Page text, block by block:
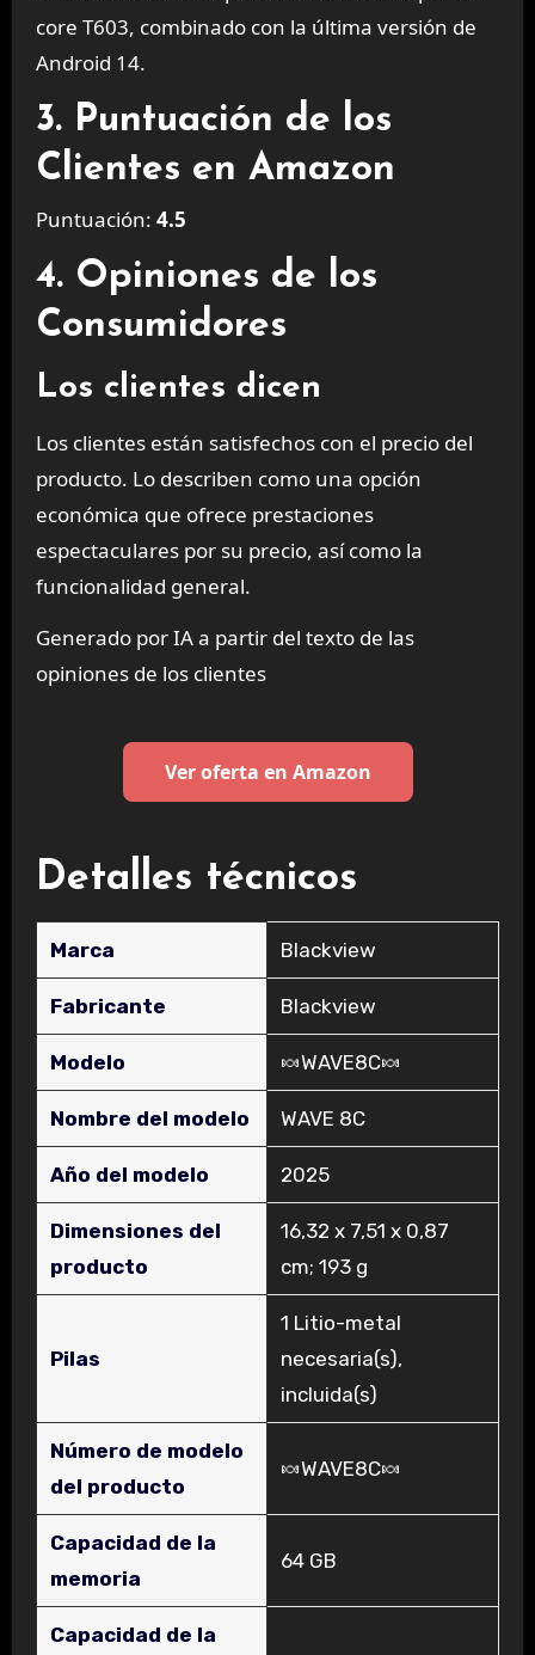
core T603, combinado con la última versión de
Android 14.
3. Puntuación de los
Clientes en Amazon
Puntuación: 4.5
4. Opiniones de los
Consumidores
Los clientes dicen
Los clientes están satisfechos con el precio del
producto. Lo describen como una opción
económica que ofrece prestaciones
espectaculares por su precio, así como la
funcionalidad general.
Generado por IA a partir del texto de las
opiniones de los clientes
Ver oferta en Amazon
Detalles técnicos
Marca ‎Blackview
Fabricante ‎Blackview
Modelo ‎🍬WAVE8C🍬
Nombre del modelo ‎WAVE 8C
Año del modelo ‎2025
Dimensiones del
producto
‎16,32 x 7,51 x 0,87
cm; 193 g
Pilas
‎1 Litio-metal
necesaria(s),
incluida(s)
Número de modelo
del producto
‎🍬WAVE8C🍬
Capacidad de la
memoria
‎64 GB
Capacidad de la